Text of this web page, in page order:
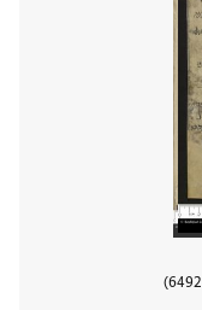
6492